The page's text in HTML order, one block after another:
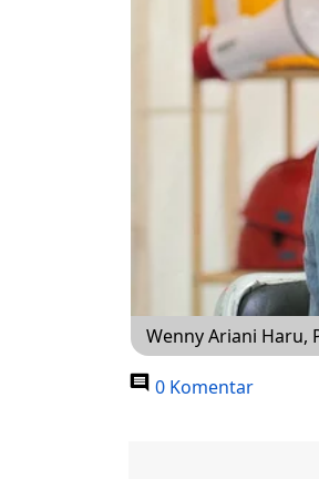
Wenny Ariani Haru,
0 Komentar